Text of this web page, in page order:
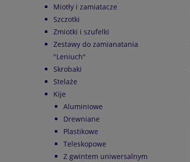
Miotły i zamiatacze
Szczotki
Zmiotki i szufelki
Zestawy do zamianatania
"Leniuch"
Skrobaki
Stelaże
Kije
Aluminiowe
Drewniane
Plastikowe
Teleskopowe
Z gwintem uniwersalnym